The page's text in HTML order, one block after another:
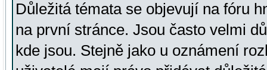
Důležitá témata se objevují na fóru
na první stránce. Jsou často velmi
kde jsou. Stejně jako u oznámení